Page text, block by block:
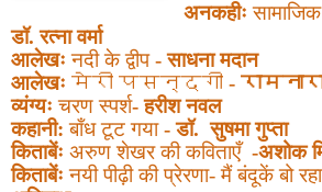
अनकहीः
डॉ. रत्ना वर्मा
आलेखःनदी के द्वीप- साधना मदान
आलेखः मेरी पसन्दगी -
व्यंग्यः चरण स्पर्श- हरीश नवल
कहानी:बाँध टूट गया- डॉ. सुषमा गुप्ता
किताबेंः अरुण शेखर की कविताएँ -अशोक
किताबेंः नयी पीढ़ी की प्रेरणा- मैं बंदूकें बो रहा